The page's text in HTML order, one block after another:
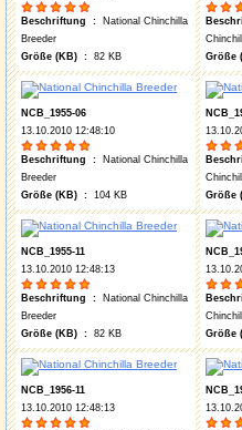
Beschriftung : National Chinchilla
Breeder
Größe (KB) : 82 KB
NCB_1955-06
13.10.2010 12:48:10
Beschriftung : National Chinchilla
Breeder
Größe (KB) : 104 KB
NCB_1955-11
13.10.2010 12:48:13
Beschriftung : National Chinchilla
Breeder
Größe (KB) : 82 KB
NCB_1956-11
13.10.2010 12:48:13